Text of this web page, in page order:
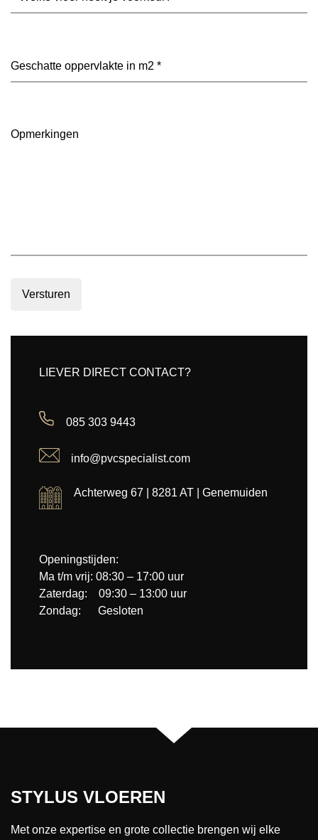
Opmerkingen
Versturen
LIEVER DIRECT CONTACT?
085 303 9443
info@pvcspecialist.com
Achterweg 67 | 8281 AT | Genemuiden
Openingstijden:
Ma t/m vrij: 08:30 – 17:00 uur
Zaterdag: 09:30 – 13:00 uur
Zondag: Gesloten
STYLUS VLOEREN
Met onze expertise en grote collectie brengen wij elke